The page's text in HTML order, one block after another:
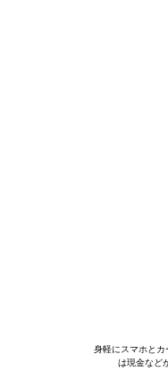
身軽にスマホと
は現金など